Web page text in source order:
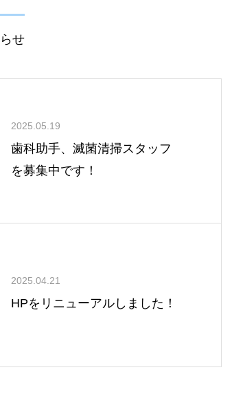
せ
2025.05.19
歯科助手、滅菌清掃スタッフ
を募集中です！
2025.04.21
HPをリニューアルしました！